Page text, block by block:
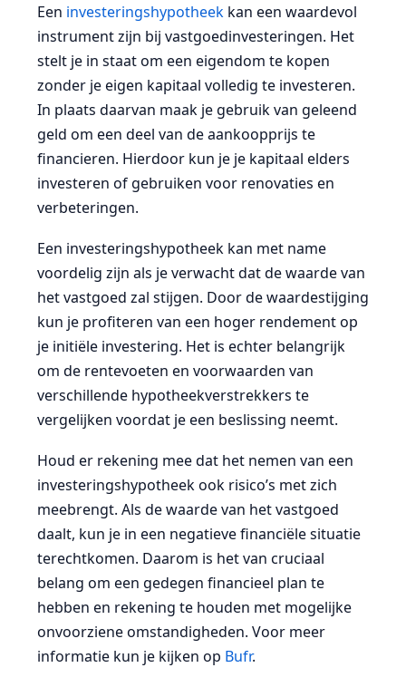
Een investeringshypotheekkan een waardevol
instrument zijn bij vastgoedinvesteringen. Het
stelt je in staat om een eigendom te kopen
zonder je eigen kapitaal volledig te investeren.
In plaats daarvan maak je gebruik van geleend
geld om een deel van de aankoopprijs te
financieren. Hierdoor kun je je kapitaal elders
investeren of gebruiken voor renovaties en
verbeteringen.
Een investeringshypotheek kan met name
voordelig zijn als je verwacht dat de waarde van
het vastgoed zal stijgen. Door de waardestijging
kun je profiteren van een hoger rendement op
je initiële investering. Het is echter belangrijk
om de rentevoeten en voorwaarden van
verschillende hypotheekverstrekkers te
vergelijken voordat je een beslissing neemt.
Houd er rekening mee dat het nemen van een
investeringshypotheek ook risico’s met zich
meebrengt. Als de waarde van het vastgoed
daalt, kun je in een negatieve financiële situatie
terechtkomen. Daarom is het van cruciaal
belang om een gedegen financieel plan te
hebben en rekening te houden met mogelijke
onvoorziene omstandigheden. Voor meer
informatie kun je kijken op Bufr.